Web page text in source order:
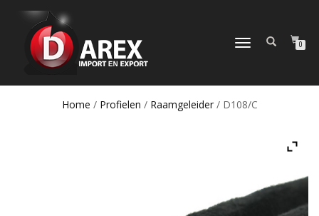
TOGGLE
0
Home / Profielen / Raamgeleider/ D108/C